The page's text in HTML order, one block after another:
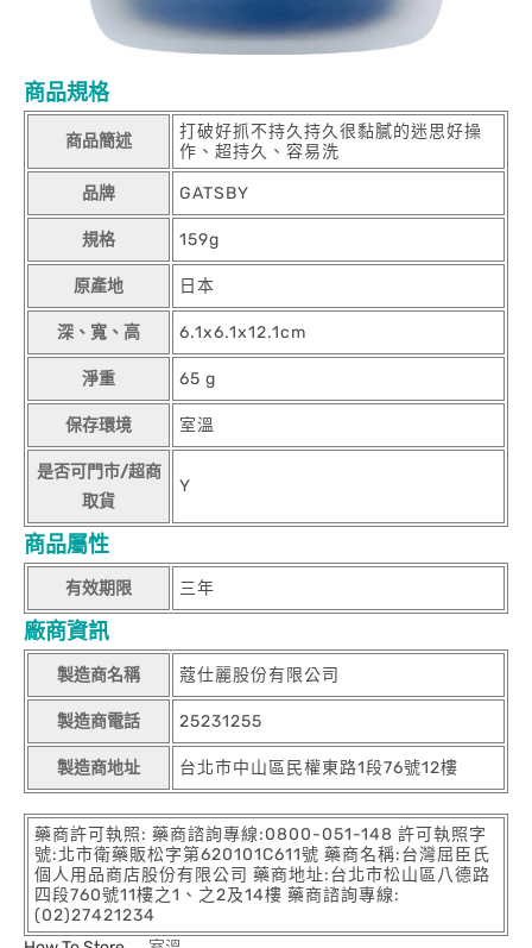
商品規格
商品簡述
打破好抓不持久持久很黏膩的迷思好操
作、超持久、容易洗
品牌 GATSBY
規格 159g
原產地 日本
深、寬、高 6.1x6.1x12.1cm
淨重 65 g
保存環境 室溫
是否可門市/超商
取貨
Y
商品屬性
有效期限 三年
廠商資訊
製造商名稱 蔻仕麗股份有限公司
製造商電話 25231255
製造商地址 台北市中山區民權東路1段76號12樓
藥商許可執照: 藥商諮詢專線:0800-051-148 許可執照字
號:北市衛藥販松字第620101C611號 藥商名稱:台灣屈臣氏
個人用品商店股份有限公司 藥商地址:台北市松山區八德路
四段760號11樓之1、之2及14樓 藥商諮詢專線:
(02)27421234